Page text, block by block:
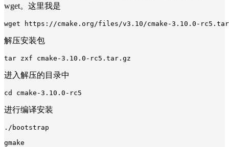
wget。这里我是
wget https://cmake.org/files/v3.10/cmake-3.10.0-
解压安装包
tar zxf cmake-3.10.0-rc5.tar.gz
进入解压的目录中
cd cmake-3.10.0-rc5
进行编译安装
./bootstrap
gmake